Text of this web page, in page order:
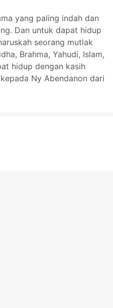
yang paling indah dan
Dan untuk dapat hidup
seorang mutlak
Brahma, Yahudi, Islam,
hidup dengan kasih
Ny Abendanon dari